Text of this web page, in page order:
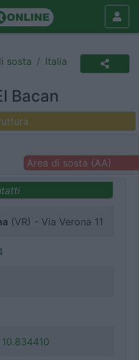
sosta
Italia
Bacan
Area di sosta (AA)
(VR) - Via Verona 11